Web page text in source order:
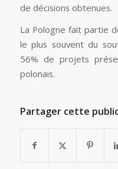
de décisions obtenues.
La Pologne fait partie
le plus souvent du
56% de projets
polonais.
Partager cette